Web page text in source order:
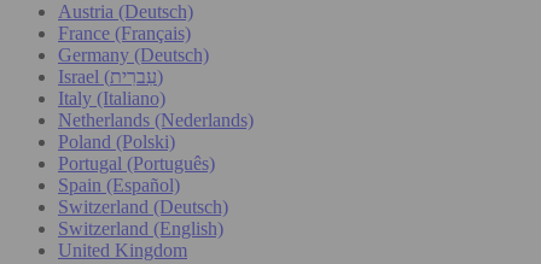
Austria (Deutsch)
France (Français)
Germany (Deutsch)
Israel (עִברִית)
Italy (Italiano)
Netherlands (Nederlands)
Poland (Polski)
Portugal (Português)
Spain (Español)
Switzerland (Deutsch)
Switzerland (English)
United Kingdom